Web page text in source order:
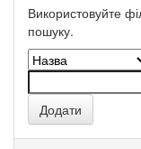
Використовуйте
пошуку.